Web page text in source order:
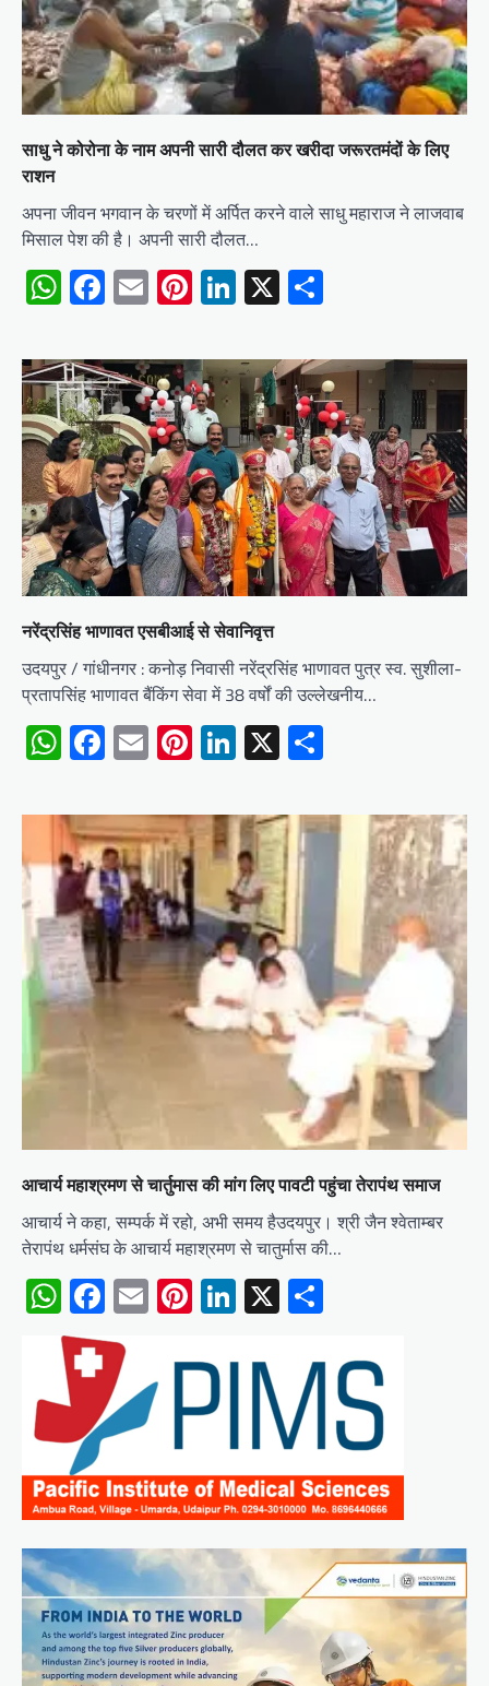
साधु ने कोरोना के नाम अपनी सारी दौलत कर खरीदा जरूरतमंदों के लिए
राशन
अपना जीवन भगवान के चरणों में अर्पित करने वाले साधु महाराज ने लाजवाब
मिसाल पेश की है। अपनी सारी दौलत…
WhatsApp
Facebook
EmailPinterest
LinkedIn
X
नरेंद्रसिंह भाणावत एसबीआई से सेवानिवृत्त
उदयपुर / गांधीनगर : कनोड़ निवासी नरेंद्रसिंह भाणावत पुत्र स्व. सुशीला-
प्रतापसिंह भाणावत बैंकिंग सेवा में 38 वर्षों की उल्लेखनीय…
WhatsApp
Facebook
EmailPinterest
LinkedIn
X
आचार्य महाश्रमण से चार्तुमास की मांग लिए पावटी पहुंचा तेरापंथ समाज
आचार्य ने कहा, सम्पर्क में रहो, अभी समय हैउदयपुर। श्री जैन श्वेताम्बर
तेरापंथ धर्मसंघ के आचार्य महाश्रमण से चातुर्मास की…
WhatsApp
Facebook
EmailPinterest
LinkedIn
X